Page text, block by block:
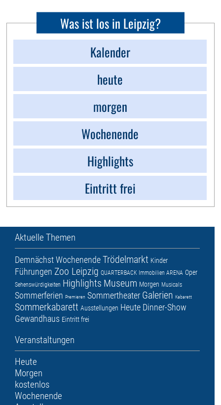
Was ist los in Leipzig?
Kalender
heute
morgen
Wochenende
Highlights
Eintritt frei
Aktuelle Themen
DemnächstWochenendeTrödelmarkt Kinder
Führungen Zoo Leipzig QUARTERBACK Immobilien ARENA Oper
Sehenswürdigkeiten Highlights Museum Morgen Musicals
Sommerferien Premieren Sommertheater Galerien Kabarett
Sommerkabarett Ausstellungen Heute Dinner-Show
Gewandhaus Eintritt frei
Veranstaltungen
Heute
Morgen
kostenlos
Wochenende